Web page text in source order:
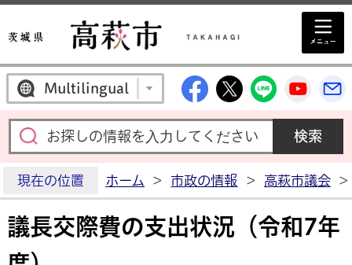
Multilingual 高萩市公式
高萩市公式X
高萩市
高
現在の位置 ホーム > 市政の情報 > 高萩市議会 >
議長交際費の支出状況（令和7年